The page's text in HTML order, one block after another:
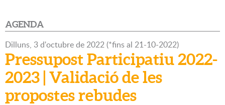
AGENDA
Dilluns, 3d'octubrede 2022(*fins al 21-10-2022)
Pressupost Participatiu 2022-
2023 | Validació de les
propostes rebudes